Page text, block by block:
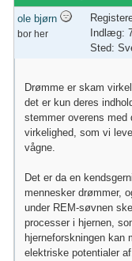
ole bjørn
bor her
Indlæg:
Sted:
Drømme er skam
det er kun deres
stemmer overens med
virkelighed, som vi
vågne.
Det er da en
mennesker drømmer,
under REM-søvnen
processer i hjernen,
hjerneforskningen kan
elektriske potentialer